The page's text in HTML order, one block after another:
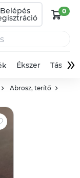
Belépés 0
Ékszer Táska»
Abrosz, terítő